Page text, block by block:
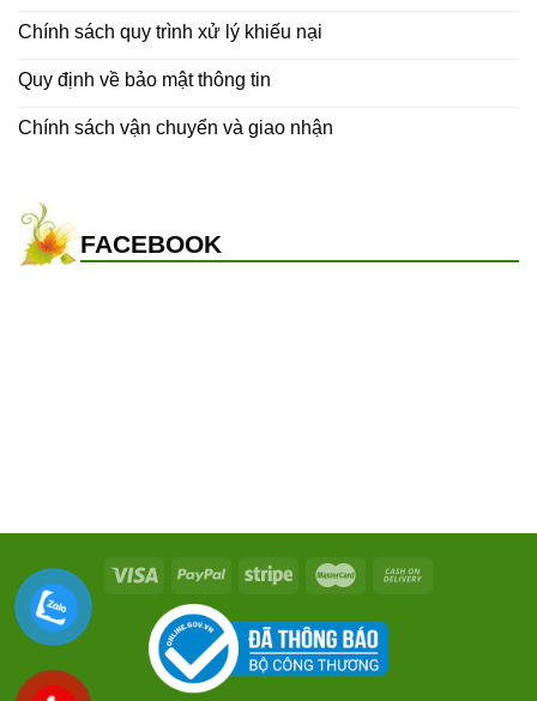
Chính sách quy trình xử lý khiếu nại
Quy định về bảo mật thông tin
Chính sách vận chuyển và giao nhận
FACEBOOK